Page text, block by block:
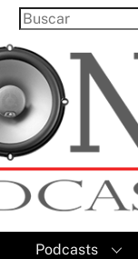
Podcasts